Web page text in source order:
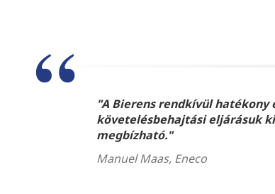
A Bierens rendkívül hatékony
követelésbehajtási eljárásuk
megbízható.
Manuel Maas, Eneco